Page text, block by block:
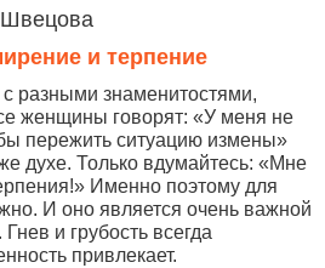
Швецова
и терпение
разными знаменитостями,
женщины говорят: «У меня не
пережить ситуацию измены»
духе. Только вдумайтесь: «Мне
Именно поэтому для
И оно является очень важной
и грубость всегда
привлекает.